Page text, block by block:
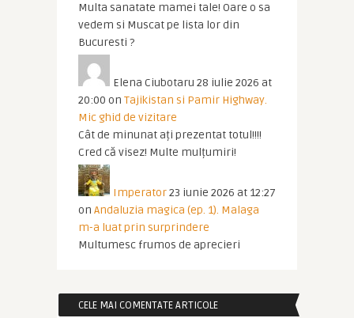
Multa sanatate mamei tale! Oare o sa
vedem si Muscat pe lista lor din
Bucuresti ?
Elena Ciubotaru 28 iulie 2026 at
20:00 on Tajikistan si Pamir Highway.
Mic ghid de vizitare
Cât de minunat ați prezentat totul!!!!
Cred că visez! Multe mulțumiri!
Imperator23 iunie 2026 at 12:27
on Andaluzia magica (ep. 1). Malaga
m-a luat prin surprindere
Multumesc frumos de aprecieri
CELE MAI COMENTATE ARTICOLE